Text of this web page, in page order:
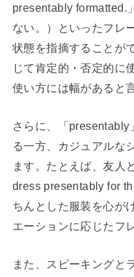
presentably formatted.
ない。）といったフレ
状態を指摘することが
じて肯定的・否定的に
使い方には幅があると
さらに、「presentably
る一方、カジュアルな
ます。たとえば、友人
dress presentably for
ちんとした服装を心が
エーションに応じたフ
また、スピーキングと